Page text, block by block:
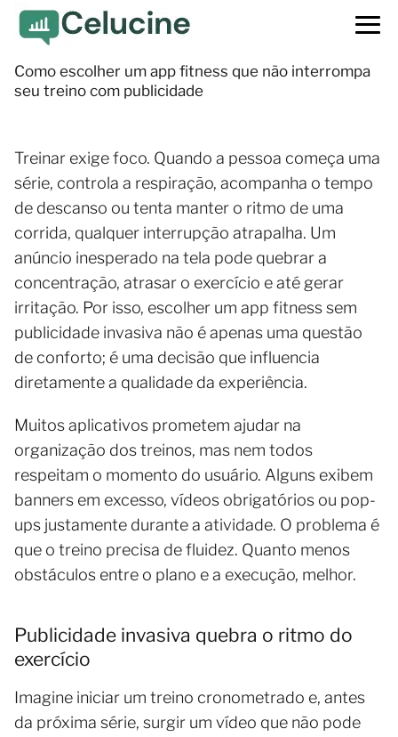
Como escolher um app fitness que não interrompa
seu treino com publicidade
Treinar exige foco. Quando a pessoa começa uma
série, controla a respiração, acompanha o tempo
de descanso ou tenta manter o ritmo de uma
corrida, qualquer interrupção atrapalha. Um
anúncio inesperado na tela pode quebrar a
concentração, atrasar o exercício e até gerar
irritação. Por isso, escolher um app fitness sem
publicidade invasiva não é apenas uma questão
de conforto; é uma decisão que influencia
diretamente a qualidade da experiência.
Muitos aplicativos prometem ajudar na
organização dos treinos, mas nem todos
respeitam o momento do usuário. Alguns exibem
banners em excesso, vídeos obrigatórios ou pop-
ups justamente durante a atividade. O problema é
que o treino precisa de fluidez. Quanto menos
obstáculos entre o plano e a execução, melhor.
Publicidade invasiva quebra o ritmo do
exercício
Imagine iniciar um treino cronometrado e, antes
da próxima série, surgir um vídeo que não pode